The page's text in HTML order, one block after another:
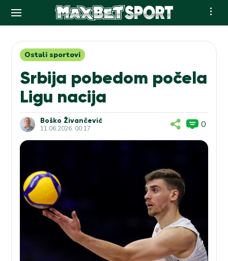
contentOstali sportovi
Srbija pobedom počela
Ligu nacija
Boško Živančević
11.06.2026. 00:17 0